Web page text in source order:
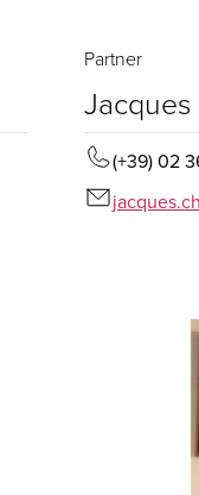
Partner
(+39) 02